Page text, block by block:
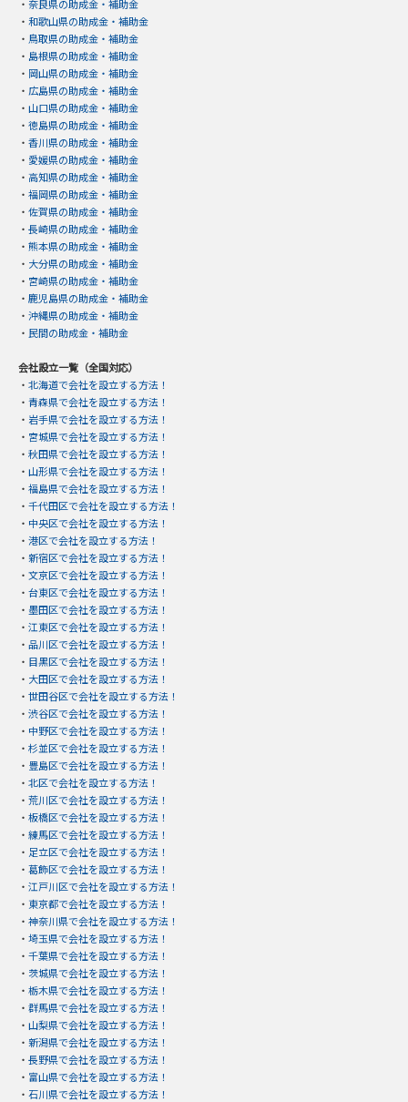
・ 奈良県の助成金・補助金
・ 和歌山県の助成金・補助金
・ 鳥取県の助成金・補助金
・ 島根県の助成金・補助金
・ 岡山県の助成金・補助金
・ 広島県の助成金・補助金
・ 山口県の助成金・補助金
・ 徳島県の助成金・補助金
・ 香川県の助成金・補助金
・ 愛媛県の助成金・補助金
・ 高知県の助成金・補助金
・ 福岡県の助成金・補助金
・ 佐賀県の助成金・補助金
・ 長崎県の助成金・補助金
・ 熊本県の助成金・補助金
・ 大分県の助成金・補助金
・ 宮崎県の助成金・補助金
・ 鹿児島県の助成金・補助金
・ 沖縄県の助成金・補助金
・ 民間の助成金・補助金
会社設立一覧（全国対応）
・ 北海道で会社を設立する方法！
・ 青森県で会社を設立する方法！
・ 岩手県で会社を設立する方法！
・ 宮城県で会社を設立する方法！
・ 秋田県で会社を設立する方法！
・ 山形県で会社を設立する方法！
・ 福島県で会社を設立する方法！
・ 千代田区で会社を設立する方法！
・ 中央区で会社を設立する方法！
・ 港区で会社を設立する方法！
・ 新宿区で会社を設立する方法！
・ 文京区で会社を設立する方法！
・ 台東区で会社を設立する方法！
・ 墨田区で会社を設立する方法！
・ 江東区で会社を設立する方法！
・ 品川区で会社を設立する方法！
・ 目黒区で会社を設立する方法！
・ 大田区で会社を設立する方法！
・ 世田谷区で会社を設立する方法！
・ 渋谷区で会社を設立する方法！
・ 中野区で会社を設立する方法！
・ 杉並区で会社を設立する方法！
・ 豊島区で会社を設立する方法！
・ 北区で会社を設立する方法！
・ 荒川区で会社を設立する方法！
・ 板橋区で会社を設立する方法！
・ 練馬区で会社を設立する方法！
・ 足立区で会社を設立する方法！
・ 葛飾区で会社を設立する方法！
・ 江戸川区で会社を設立する方法！
・ 東京都で会社を設立する方法！
・ 神奈川県で会社を設立する方法！
・ 埼玉県で会社を設立する方法！
・ 千葉県で会社を設立する方法！
・ 茨城県で会社を設立する方法！
・ 栃木県で会社を設立する方法！
・ 群馬県で会社を設立する方法！
・ 山梨県で会社を設立する方法！
・ 新潟県で会社を設立する方法！
・ 長野県で会社を設立する方法！
・ 富山県で会社を設立する方法！
・ 石川県で会社を設立する方法！